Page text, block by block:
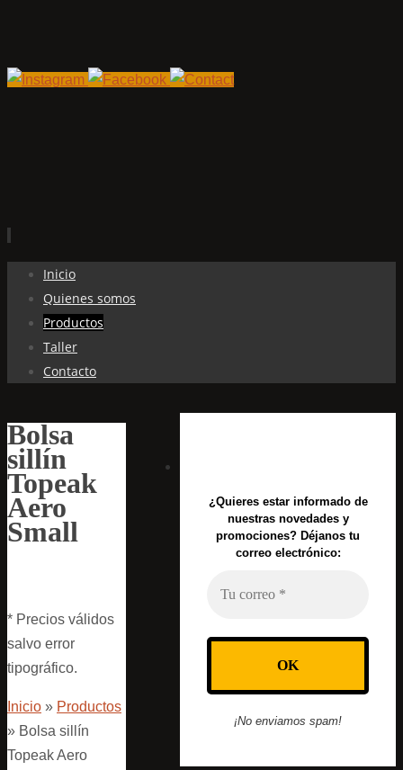
contenido
Inicio
Quienes somos
Productos
Taller
Contacto
Bolsa
sillín
Topeak
Aero
Small
* Precios válidos
salvo error
tipográfico.
Inicio » Productos
» Bolsa sillín
Topeak Aero
¿Quieres estar informado de
nuestras novedades y
promociones? Déjanos tu
correo electrónico:
¡No enviamos spam!